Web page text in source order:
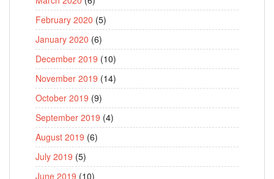
February 2020 (5)
January 2020 (6)
December 2019 (10)
November 2019 (14)
October 2019 (9)
September 2019 (4)
August 2019 (6)
July 2019 (5)
June 2019 (10)